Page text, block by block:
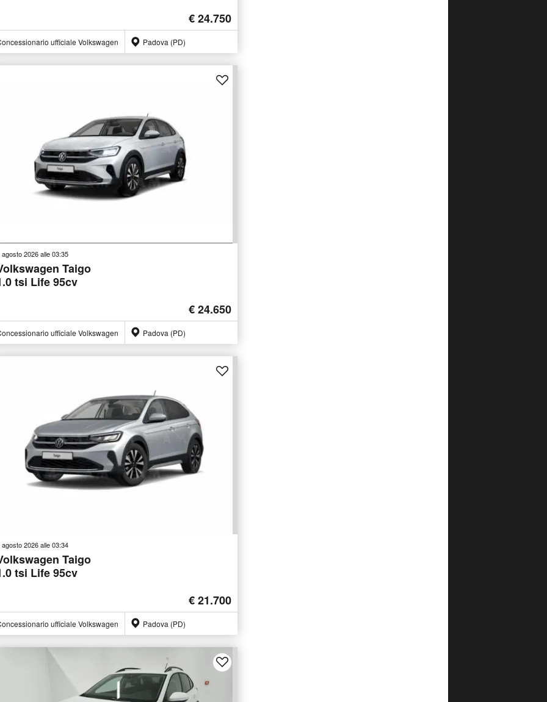
€ 24.750
ufficiale Volkswagen Padova (PD)
agosto 2026 alle 03:35
Taigo
tsi Life 95cv
€ 24.650
ufficiale Volkswagen Padova (PD)
agosto 2026 alle 03:34
Taigo
tsi Life 95cv
€ 21.700
ufficiale Volkswagen Padova (PD)